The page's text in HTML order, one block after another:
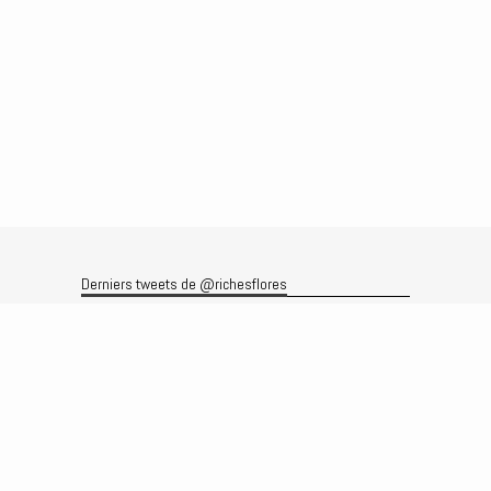
Derniers tweets de @richesflores